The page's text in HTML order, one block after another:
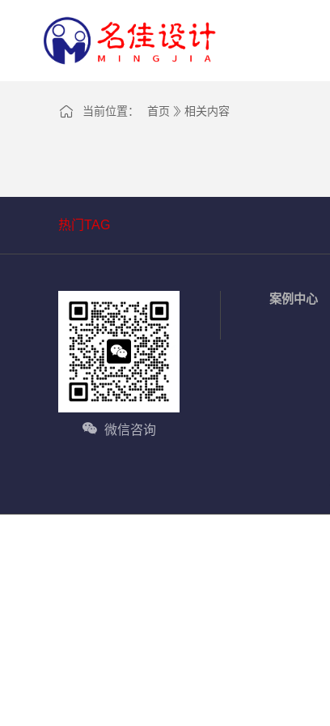
当前位置： 首页 相关内容
热门TAG
微信咨询
案例中心